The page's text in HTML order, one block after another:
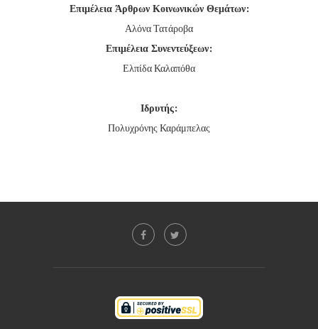
Επιμέλεια Άρθρων Κοινωνικών Θεμάτων:
Αλόνα Τατάροβα
Επιμέλεια Συνεντεύξεων:
Ελπίδα Καλαπόθα
Ιδρυτής:
Πολυχρόνης Καράμπελας